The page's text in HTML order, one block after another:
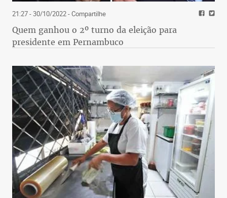
21:27 - 30/10/2022- Compartilhe
Quem ganhou o 2º turno da eleição para
presidente em Pernambuco